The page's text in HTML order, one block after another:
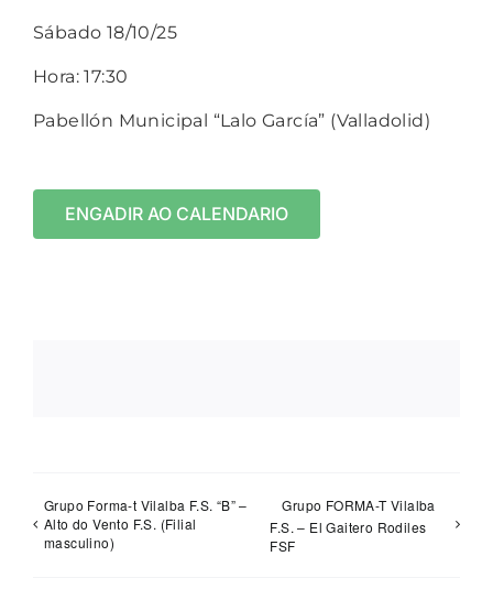
Sábado 18/10/25
Hora: 17:30
Pabellón Municipal “Lalo García” (Valladolid)
ENGADIR AO CALENDARIO
Grupo Forma-t Vilalba F.S. “B” –
Alto do Vento F.S. (Filial
masculino)
Grupo FORMA-T Vilalba
F.S. – El Gaitero Rodiles
FSF